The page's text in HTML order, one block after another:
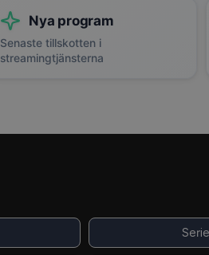
Nya program
Senaste tillskotten i
streamingtjänsterna